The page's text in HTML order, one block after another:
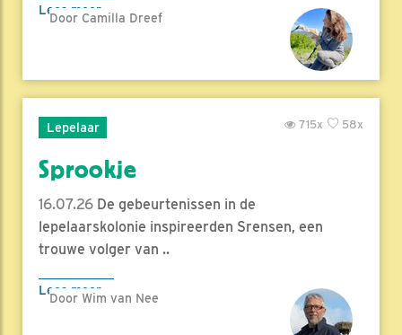
Lees meer
Door Camilla Dreef
Lepelaar 58x
715x
Sprookje
16.07.26 De gebeurtenissen in de
lepelaarskolonie inspireerden Srensen, een
trouwe volger van ..
Lees meer
Door Wim van Nee